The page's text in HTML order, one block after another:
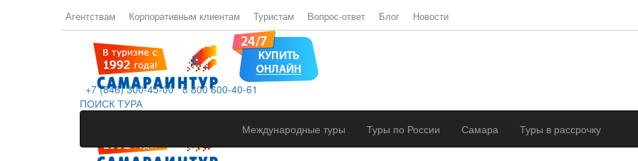
Агентствам Корпоративным клиентам Туристам Вопрос-ответ Блог Новости
+7 (846) 300-45-00 8 800 600-40-61
ПОИСК ТУРА
Международные туры
Туры по России Самара Туры в рассрочку